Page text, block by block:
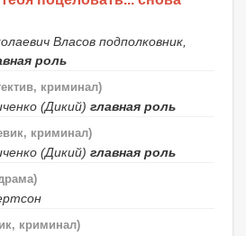
Власов подполковник,
роль
криминал)
(Дикий) главная роль
криминал)
(Дикий) главная роль
криминал)